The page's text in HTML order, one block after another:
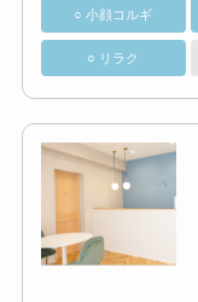
○ 小顔コルギ
○ リラク